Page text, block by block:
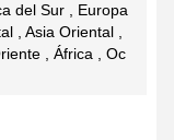
del Sur , Europa
, Asia Oriental ,
, África , Oc